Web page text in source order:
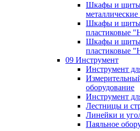
Шкафы и щиты
Шкафы и щиты
пластиковые
Шкафы и щиты
пластиковые
09 Инструмент
Инструмент
оборудование
Инструмент
Лестницы и
Линейки и
Паяльное